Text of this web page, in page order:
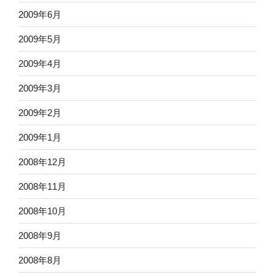
2009年6月
2009年5月
2009年4月
2009年3月
2009年2月
2009年1月
2008年12月
2008年11月
2008年10月
2008年9月
2008年8月